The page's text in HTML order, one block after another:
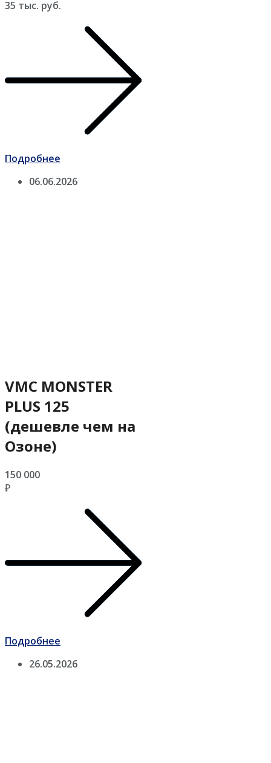
35 тыс. руб.
Подробнее
06.06.2026
VMC MONSTER
PLUS 125
(дешевле чем на
Озоне)
150 000
₽
Подробнее
26.05.2026